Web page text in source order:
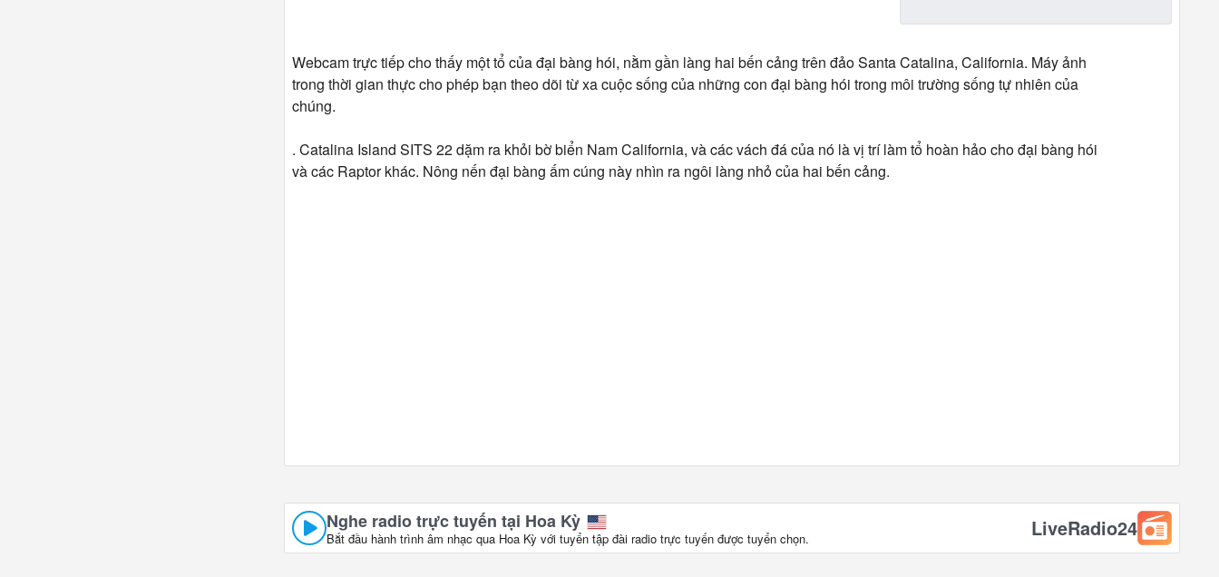
Webcam trực tiếp cho thấy một tổ của đại bàng hói, nằm gần làng hai bến cảng trên đảo Santa Catalina, California. Máy ảnh
trong thời gian thực cho phép bạn theo dõi từ xa cuộc sống của những con đại bàng hói trong môi trường sống tự nhiên của
chúng.
. Catalina Island SITS 22 dặm ra khỏi bờ biển Nam California, và các vách đá của nó là vị trí làm tổ hoàn hảo cho đại bàng hói
và các Raptor khác. Nông nến đại bàng ấm cúng này nhìn ra ngôi làng nhỏ của hai bến cảng.
Nghe radio trực tuyến tại Hoa Kỳ
Bắt đầu hành trình âm nhạc qua Hoa Kỳ với tuyển tập đài radio trực tuyến được tuyển chọn. LiveRadio24